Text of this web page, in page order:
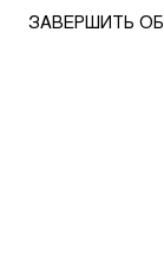
ЗАВЕРШИТЬ